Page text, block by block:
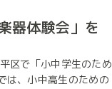
器体験会」を
区で「小中学生のため
は、小中高生のための